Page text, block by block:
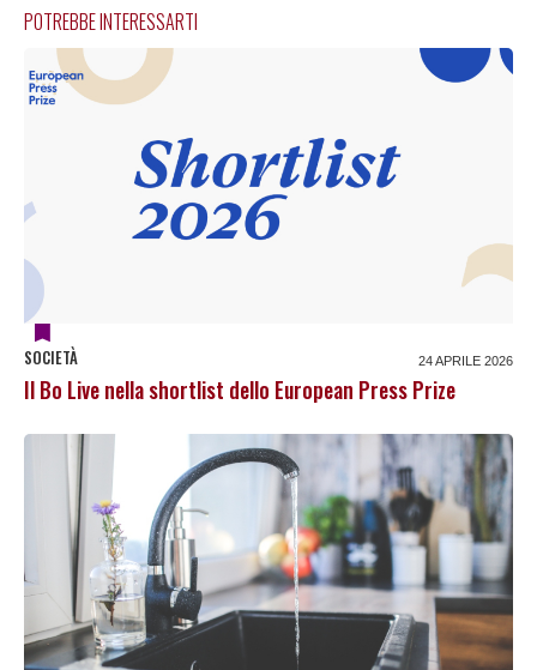
POTREBBE INTERESSARTI
SOCIETÀ 24 APRILE 2026
Il Bo Live nella shortlist dello European Press Prize